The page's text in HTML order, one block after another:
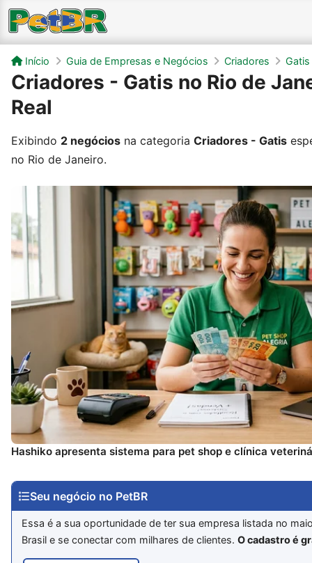
Início Guia de Empresas e Negócios Criadores Gatis
Criadores - Gatis no Rio de
Real
Exibindo 2 negócios na categoria Criadores - Gatis
no Rio de Janeiro.
Hashiko apresenta sistema para pet shop e clínica
Seu negócio no PetBR
Essa é a sua oportunidade de ter sua empresa listada no
Brasil e se conectar com milhares de clientes.O cadastro é